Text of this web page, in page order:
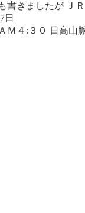
書きましたが Ｊ
日
Ｍ４:３０ 日高山